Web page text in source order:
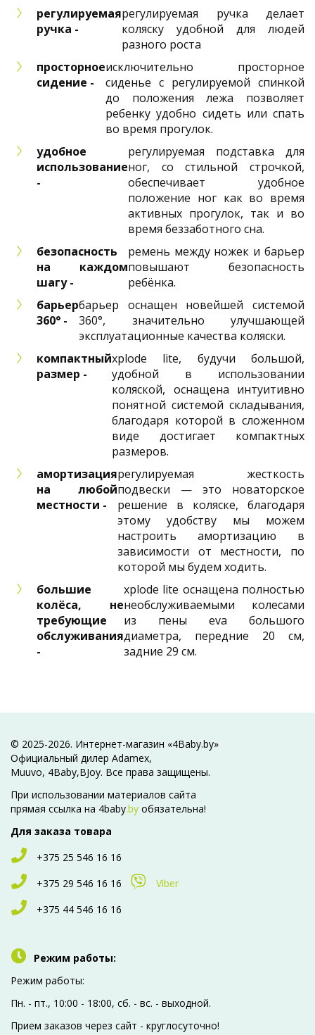
регулируемая
ручка -
регулируемая ручка делает
коляску удобной для людей
разного роста
просторное
сидение -
исключительно просторное
сиденье с регулируемой спинкой
до положения лежа позволяет
ребенку удобно сидеть или спать
во время прогулок.
удобное
использование
-
регулируемая подставка для
ног, со стильной строчкой,
обеспечивает удобное
положение ног как во время
активных прогулок, так и во
время беззаботного сна.
безопасность
на каждом
шагу -
ремень между ножек и барьер
повышают безопасность
ребёнка.
барьер
360° -
барьер оснащен новейшей системой
360°, значительно улучшающей
эксплуатационные качества коляски.
компактный
размер -
xplode lite, будучи большой,
удобной в использовании
коляской, оснащена интуитивно
понятной системой складывания,
благодаря которой в сложенном
виде достигает компактных
размеров.
амортизация
на любой
местности -
регулируемая жесткость
подвески — это новаторское
решение в коляске, благодаря
этому удобству мы можем
настроить амортизацию в
зависимости от местности, по
которой мы будем ходить.
большие
колёса, не
требующие
обслуживания
-
xplode lite оснащена полностью
необслуживаемыми колесами
из пены eva большого
диаметра, передние 20 см,
задние 29 см.
© 2025-2026. Интернет-магазин «4Baby.by»
Официальный дилер Adamex,
Muuvo, 4Baby,BJoy. Все права защищены.
При использовании материалов сайта
прямая ссылка на 4baby.by обязательна!
Для заказа товара
+375 25 546 16 16
+375 29 546 16 16
Viber
+375 44 546 16 16
Режим работы:
Режим работы:
Пн. - пт., 10:00 - 18:00, сб. - вc. - выходной.
Прием заказов через сайт - круглосуточно!